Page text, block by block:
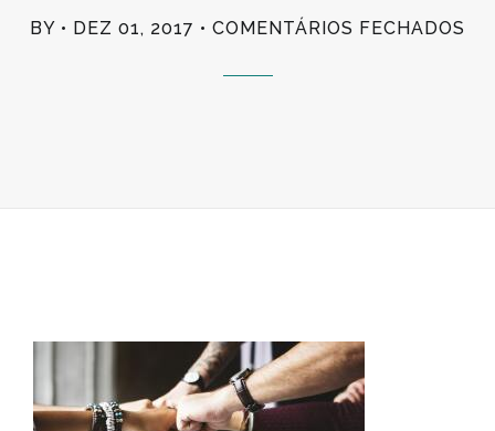
BY DEZ 01, 2017 COMENTÁRIOS FECHADOS